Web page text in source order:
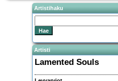
Artistihaku
Artisti
Lamented Souls